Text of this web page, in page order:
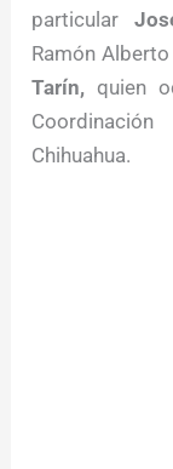
particular
Ramón
Tarín, quien
Chihuahua.